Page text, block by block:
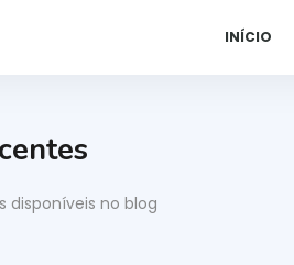
INÍCIO
disponíveis no blog